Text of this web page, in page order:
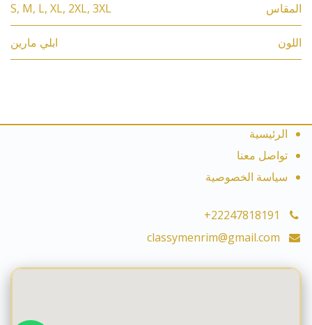
المقاس S, M, L, XL, 2XL, 3XL
اللون ابلي مارين
الرئيسية
تواصل معنا
سياسة الخصوصية
+22247818191
classymenrim@gmail.com